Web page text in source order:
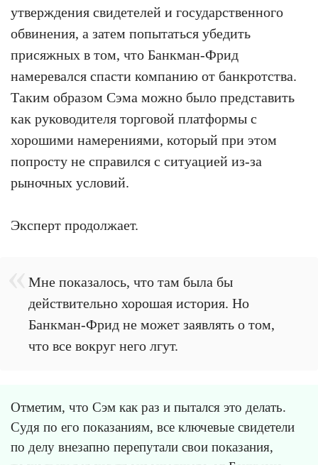
утверждения свидетелей и государственного
обвинения, а затем попытаться убедить
присяжных в том, что Банкман-Фрид
намеревался спасти компанию от банкротства.
Таким образом Сэма можно было представить
как руководителя торговой платформы с
хорошими намерениями, который при этом
попросту не справился с ситуацией из-за
рыночных условий.
Эксперт продолжает.
Мне показалось, что там была бы
действительно хорошая история. Но
Банкман-Фрид не может заявлять о том,
что все вокруг него лгут.
Отметим, что Сэм как раз и пытался это делать.
Судя по его показаниям, все ключевые свидетели
по делу внезапно перепутали свои показания,